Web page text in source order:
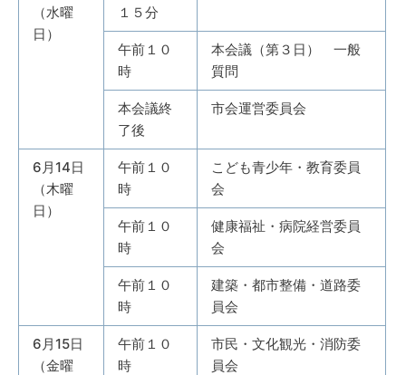
（水曜
日）
１５分
午前１０
時
本会議（第３日） 一般
質問
本会議終
了後
市会運営委員会
6月14日
（木曜
日）
午前１０
時
こども青少年・教育委員
会
午前１０
時
健康福祉・病院経営委員
会
午前１０
時
建築・都市整備・道路委
員会
6月15日
（金曜
午前１０
時
市民・文化観光・消防委
員会